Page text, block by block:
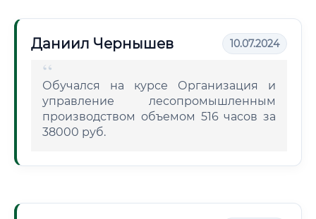
Даниил Чернышев 10.07.2024
Обучался на курсе Организация и
управление лесопромышленным
производством объемом 516 часов за
38000 руб.